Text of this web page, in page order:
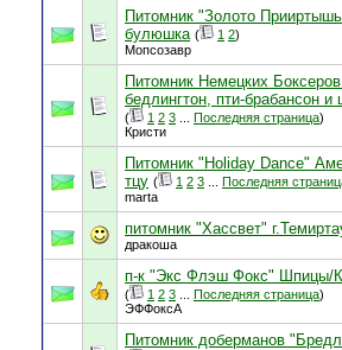
Питомник "Золото
булюшка ( 1 2)
Мопсозавр
Питомник Немецких
бедлингтон, пти-брабансон и
( 1 2 3 Последняя страница)
Кристи
Питомник "Holiday Dance"
тцу ( 1 2 3 Последняя
marta
питомник "Хассвет"
дракоша
п-к "Экс Флэш Фокс" Шпицы/
( 1 2 3 Последняя страница)
ЭФФоксА
Питомник доберманов